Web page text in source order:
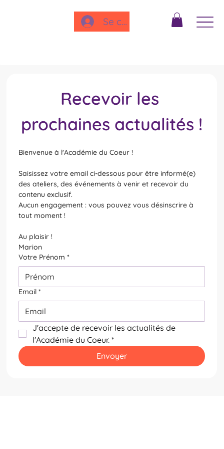
Se connecter
Recevoir les
prochaines actualités !
Bienvenue à l'Académie du Coeur !
Saisissez votre email ci-dessous pour être informé(e)
des ateliers, des événements à venir et recevoir du
contenu exclusif.
Aucun engagement : vous pouvez vous désinscrire à
tout moment !
Au plaisir !
Marion
Votre Prénom *
Email *
J'accepte de recevoir les actualités de
l'Académie du Coeur. *
Envoyer